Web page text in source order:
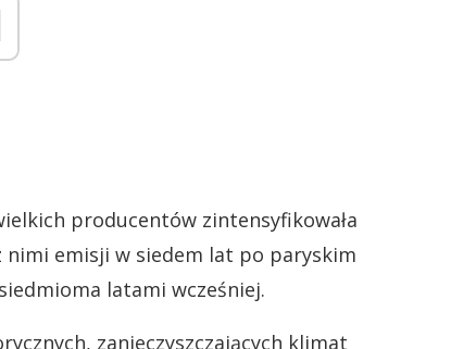
producentów zintensyfikowała
emisji w siedem lat po paryskim
latami wcześniej.
zanieczyszczających klimat